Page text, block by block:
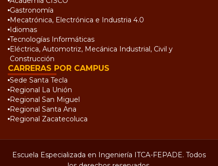
Gastronomía
Mecatrónica, Electrónica e Industria 4.0
Idiomas
Tecnologías Informáticas
Eléctrica, Automotriz, Mecánica Industrial, Civil y
Construcción
CARRERAS POR CAMPUS
Sede Santa Tecla
Regional La Unión
Regional San Miguel
Regional Santa Ana
Regional Zacatecoluca
Escuela Especializada en Ingeniería ITCA-FEPADE. Todos